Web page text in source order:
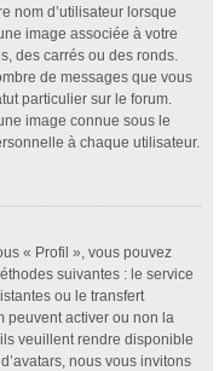
nom d’utilisateur lorsque
image associée à votre
des carrés ou des ronds.
de messages que vous
particulier sur le forum.
image connue sous le
à chaque utilisateur.
« Profil », vous pouvez
suivantes : le service
ou le transfert
peuvent activer ou non la
veuillent rendre disponible
nous vous invitons